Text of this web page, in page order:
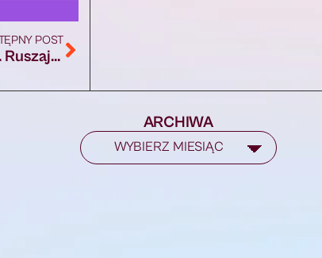
POST
Wakacje jak z bajki w augustowskiej bibliotece. Ruszają zapisy
ARCHIWA